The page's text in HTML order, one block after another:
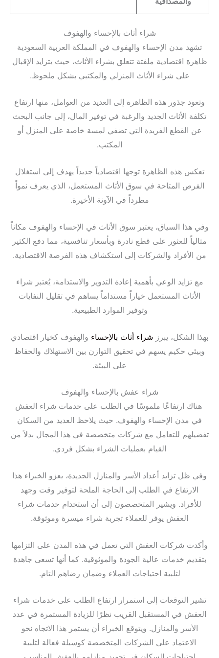
شراء أثاث بالإحساء والهفوف
تشهد مدن الإحساء والهفوف في المملكة العربية السعودية
ظاهرة اقتصادية ملفتة تتعلق بشراء الأثاث، حيث يتزايد الإقبال
على شراء الأثاث المنزلي والمكتبي بشكل ملحوظ.
وتعود جذور هذه الظاهرة إلى العديد من العوامل، منها ارتفاع
تكلفة الأثاث الجديد والرغبة في توفير المال، إلى جانب البحث
عن القطع الفريدة التي تضفي لمسة خاصة على المنزل أو
المكتب.
تعكس هذه الظاهرة توجها اقتصادياً جديداً يهدف إلى استغلال
الفرص المتاحة في سوق الأثاث المستعمل، الذي يعرف نمواً
مطرداً في الآونة الأخيرة.
وفي هذا السياق، يعتبر سوق الأثاث في الإحساء والهفوف مكاناً
مثالياً للعثور على قطع نادرة وبأسعار تنافسية، مما دفع الكثير
من الأفراد والشركات إلى استكشاف هذه الفرصة الاقتصادية.
مع تزايد الوعي بأهمية إعادة التدوير والاستدامة، يُعتبر شراء
الأثاث المستعمل خياراً مستداماً يساهم في تقليل النفايات
وتوفير الموارد الطبيعية.
بهذا الشكل، يبرز شراء أثاث بالإحساء والهفوف كخيار اقتصادي
وبيئي حكيم يسهم في تحقيق التوازن بين الاستهلاك والحفاظ
على البيئة.
شراء عفش بالإحساء والهفوف
هناك ارتفاعًا ملموسًا في الطلب على خدمات شراء العفش
في مدن الإحساء والهفوف. حيث يلاحظ العديد من السكان
تفضيلهم للتعامل مع شركات متخصصة في هذا المجال بدلاً من
القيام بعمليات الشراء بشكل فردي.
وفي ظل تزايد أعداد الأسر والمنازل الجديدة، يعزو الخبراء هذا
الارتفاع في الطلب إلى الحاجة الملحة لتوفير وقت وجهد
للأفراد. ويشير المتخصصون إلى أن استخدام خدمات شراء
العفش يوفر للعملاء تجربة شراء ميسرة وموثوقة.
وأكدت شركات العفش التي تعمل في هذه المدن على التزامها
بتقديم خدمات عالية الجودة والموثوقية. كما أنها تسعى جاهدة
لتلبية احتياجات العملاء وضمان رضاهم التام.
تشير التوقعات إلى استمرار ارتفاع الطلب على خدمات شراء
العفش في المستقبل القريب نظرًا للزيادة المستمرة في عدد
الأسر والمنازل. ويتوقع الخبراء أن يستمر هذا الاتجاه نحو
الاعتماد على الشركات المتخصصة كوسيلة فعالة لتلبية